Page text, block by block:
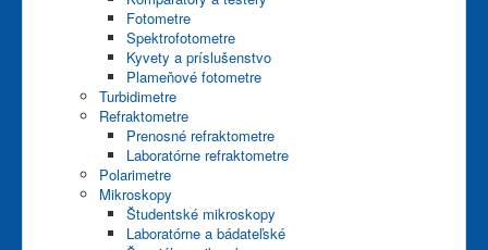
Fotometre
Spektrofotometre
Kyvety a príslušenstvo
Plameňové fotometre
Turbidimetre
Refraktometre
Prenosné refraktometre
Laboratórne refraktometre
Polarimetre
Mikroskopy
Študentské mikroskopy
Laboratórne a bádateľské